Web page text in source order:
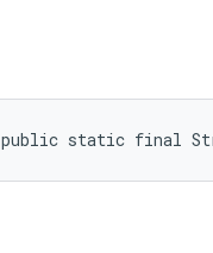
public static final String